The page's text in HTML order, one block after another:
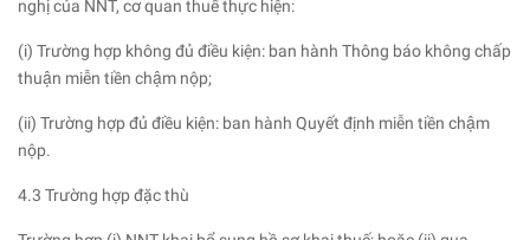
nghị của NNT, cơ quan thuế thực hiện:
(i) Trường hợp không đủ điều kiện: ban hành Thông báo không chấp
thuận miễn tiền chậm nộp;
(ii) Trường hợp đủ điều kiện: ban hành Quyết định miễn tiền chậm
nộp.
4.3 Trường hợp đặc thù